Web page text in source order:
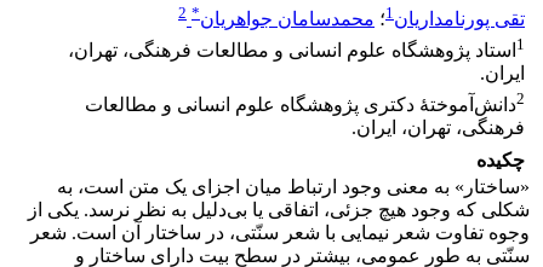
تقی پورنامداریان1؛ محمدسامان جواهریان*
2
1 استاد پژوهشگاه علوم انسانی و مطالعات فرهنگی، تهران،
ایران.
2دانش‌آموختۀ دکتری پژوهشگاه علوم انسانی و مطالعات
فرهنگی، تهران، ایران.
چکیده
«ساختار» به معنی وجود ارتباط میان اجزای یک متن است، به
شکلی که وجود هیچ جزئی، اتفاقی یا بی‌دلیل به نظر نرسد. یکی از
وجوه تفاوت شعر نیمایی با شعر سنّتی، در ساختار آن است. شعر
سنّتی به طور عمومی، بیشتر در سطح بیت دارای ساختار و